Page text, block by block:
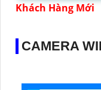
Khách Hàng Mới
CAMERA